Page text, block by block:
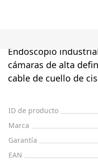
Endoscopio
cámaras de alta
cable de cuello de
ID de producto
Marca
Garantía
EAN